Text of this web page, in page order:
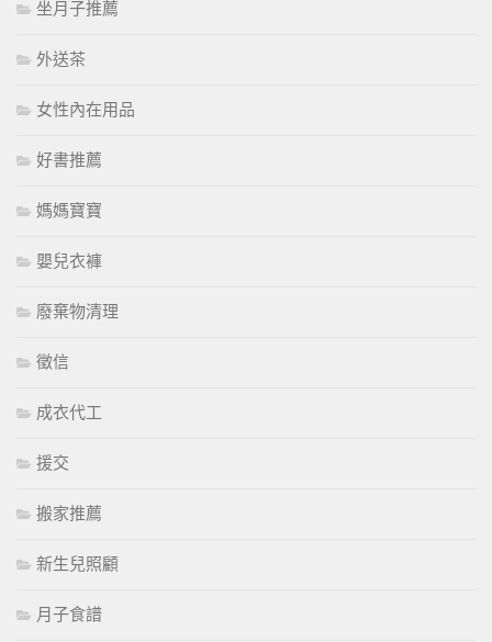
坐月子推薦
外送茶
女性內在用品
好書推薦
媽媽寶寶
嬰兒衣褲
廢棄物清理
徵信
成衣代工
援交
搬家推薦
新生兒照顧
月子食譜